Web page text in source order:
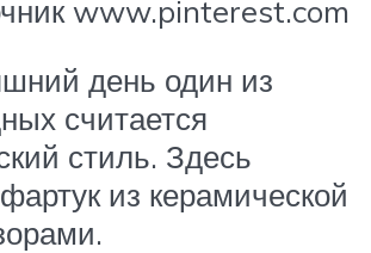
www.pinterest.com
день один из
считается
стиль. Здесь
из керамической